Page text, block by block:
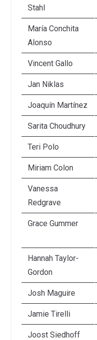
Stahl
María Conchita
Alonso
Vincent Gallo
Jan Niklas
Joaquín Martínez
Sarita Choudhury
Teri Polo
Miriam Colon
Vanessa
Redgrave
Grace Gummer
Hannah Taylor-
Gordon
Josh Maguire
Jamie Tirelli
Joost Siedhoff